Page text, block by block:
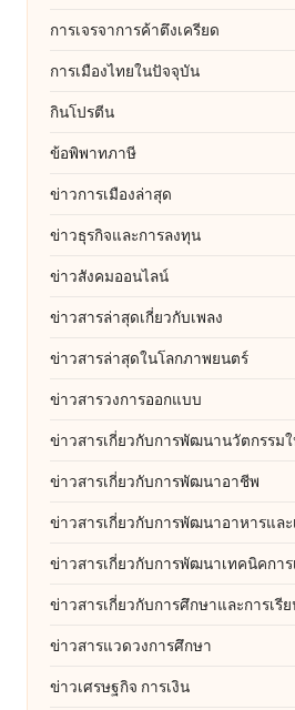
การเจรจาการค้าตึงเครียด
การเมืองไทยในปัจจุบัน
กินโปรตีน
ข้อพิพาทภาษี
ข่าวการเมืองล่าสุด
ข่าวธุรกิจและการลงทุน
ข่าวสังคมออนไลน์
ข่าวสารล่าสุดเกี่ยวกับเพลง
ข่าวสารล่าสุดในโลกภาพยนตร์
ข่าวสารวงการออกแบบ
ข่าวสารเกี่ยวกับการพัฒนานวัตกรรม
ข่าวสารเกี่ยวกับการพัฒนาอาชีพ
ข่าวสารเกี่ยวกับการพัฒนาอาหารและ
ข่าวสารเกี่ยวกับการพัฒนาเทคนิคการ
ข่าวสารเกี่ยวกับการศึกษาและการเรี
ข่าวสารแวดวงการศึกษา
ข่าวเศรษฐกิจ การเงิน